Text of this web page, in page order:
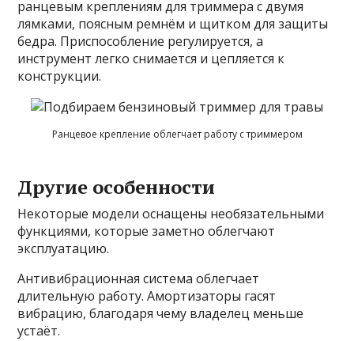
ранцевым креплениям для триммера с двумя
лямками, поясным ремнём и щитком для защиты
бедра. Приспособление регулируется, а
инструмент легко снимается и цепляется к
конструкции.
Ранцевое крепление облегчает работу с триммером
Другие особенности
Некоторые модели оснащены необязательными
функциями, которые заметно облегчают
эксплуатацию.
Антивибрационная система облегчает
длительную работу. Амортизаторы гасят
вибрацию, благодаря чему владелец меньше
устаёт.